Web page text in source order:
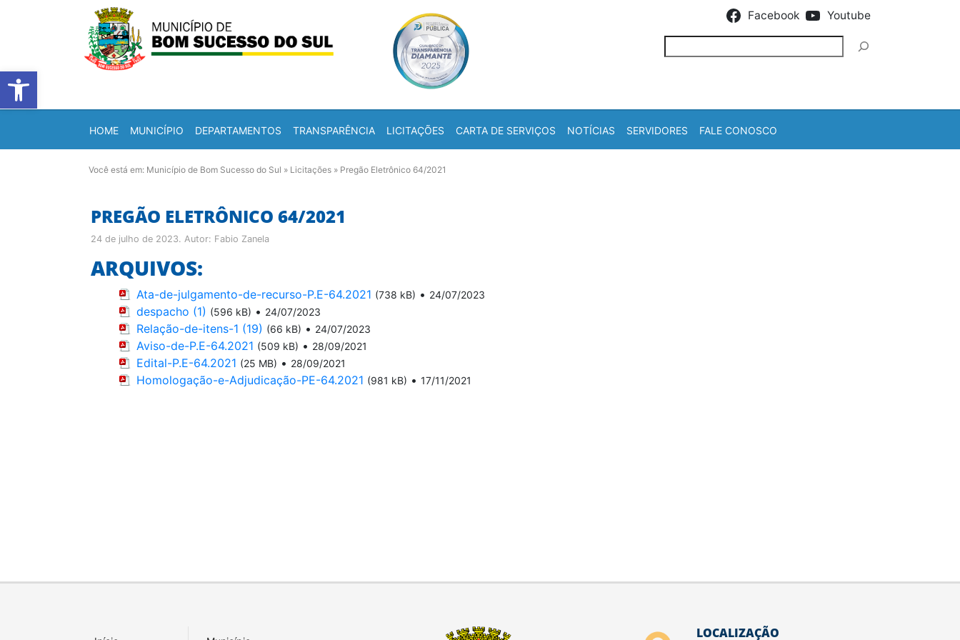
Barra de Ferramentas Aberta
Facebook Youtube
HOME MUNICÍPIO DEPARTAMENTOS TRANSPARÊNCIA LICITAÇÕES CARTA DE SERVIÇOS NOTÍCIAS SERVIDORES FALE CONOSCO
Você está em: Município de Bom Sucesso do Sul » Licitações » Pregão Eletrônico 64/2021
PREGÃO ELETRÔNICO 64/2021
24 de julho de 2023. Autor: Fabio Zanela
ARQUIVOS:
Ata-de-julgamento-de-recurso-P.E-64.2021 (738 kB) • 24/07/2023
despacho (1) (596 kB) • 24/07/2023
Relação-de-itens-1 (19) (66 kB) • 24/07/2023
Aviso-de-P.E-64.2021 (509 kB) • 28/09/2021
Edital-P.E-64.2021 (25 MB) • 28/09/2021
Homologação-e-Adjudicação-PE-64.2021 (981 kB) • 17/11/2021
LOCALIZAÇÃO